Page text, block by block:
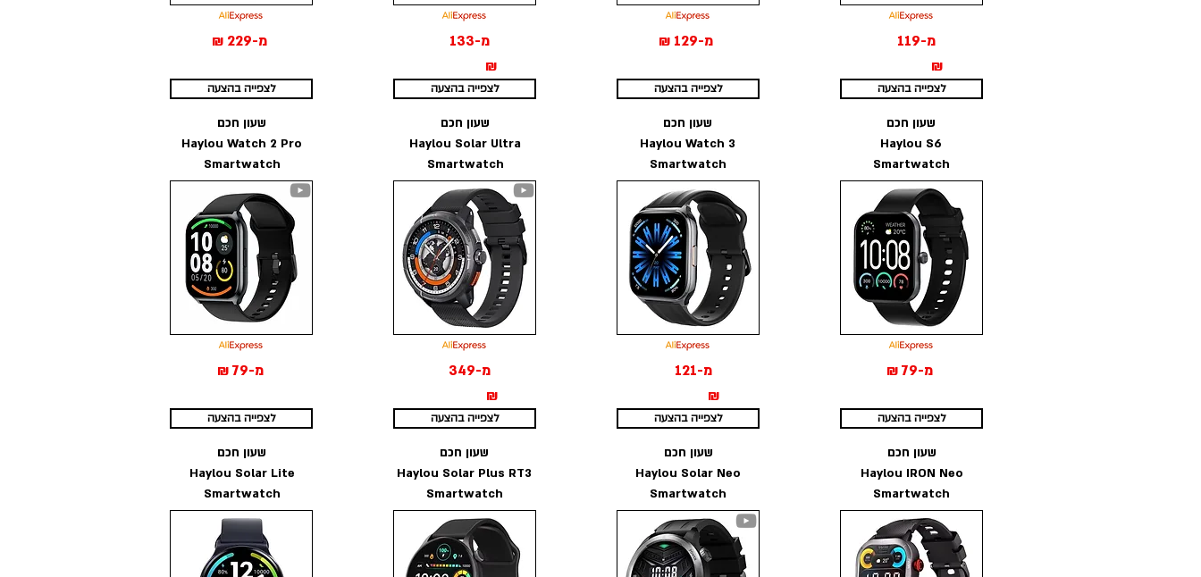
מ-229 ₪
לצפייה בהצעה
שעון חכם
Haylou Watch 2 Pro
Smartwatch
מ-79 ₪
לצפייה בהצעה
שעון חכם
Haylou Solar Lite
Smartwatch
מ-133
₪
לצפייה בהצעה
שעון חכם
Haylou Solar Ultra
Smartwatch
מ-349
₪
לצפייה בהצעה
שעון חכם
Haylou Solar Plus RT3
Smartwatch
מ-129 ₪
לצפייה בהצעה
שעון חכם
Haylou Watch 3
Smartwatch
מ-121
₪
לצפייה בהצעה
שעון חכם
Haylou Solar Neo
Smartwatch
מ-119
₪
לצפייה בהצעה
שעון חכם
Haylou S6
Smartwatch
מ-79 ₪
לצפייה בהצעה
שעון חכם
Haylou IRON Neo
Smartwatch